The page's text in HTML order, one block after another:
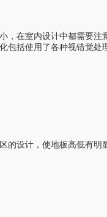
在室内设计中都需要
包括使用了各种视错觉处
设计，使地板高低有明